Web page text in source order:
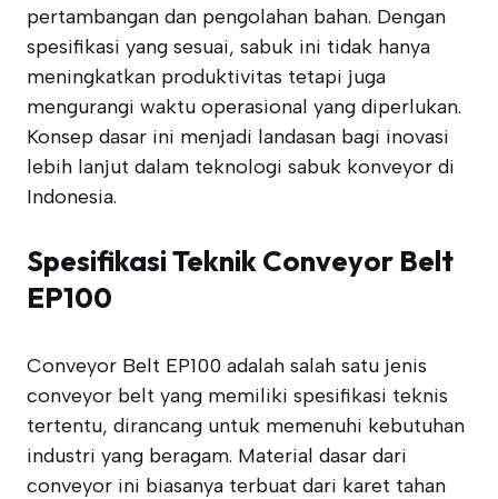
pertambangan dan pengolahan bahan. Dengan
spesifikasi yang sesuai, sabuk ini tidak hanya
meningkatkan produktivitas tetapi juga
mengurangi waktu operasional yang diperlukan.
Konsep dasar ini menjadi landasan bagi inovasi
lebih lanjut dalam teknologi sabuk konveyor di
Indonesia.
Spesifikasi Teknik Conveyor Belt
EP100
Conveyor Belt EP100 adalah salah satu jenis
conveyor belt yang memiliki spesifikasi teknis
tertentu, dirancang untuk memenuhi kebutuhan
industri yang beragam. Material dasar dari
conveyor ini biasanya terbuat dari karet tahan